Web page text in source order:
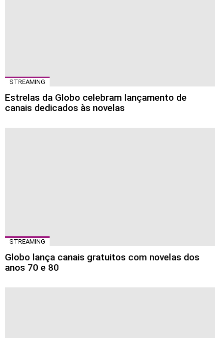
STREAMING
Estrelas da Globo celebram lançamento de
canais dedicados às novelas
STREAMING
Globo lança canais gratuitos com novelas dos
anos 70 e 80